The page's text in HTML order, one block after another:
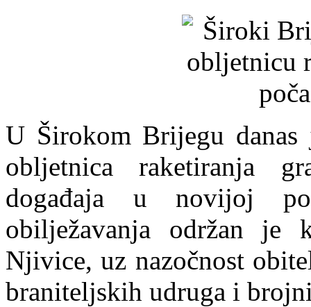
U Širokom Brijegu danas
obljetnica raketiranja
događaja u novijoj
obilježavanja održan je
Njivice, uz nazočnost
braniteljskih udruga i